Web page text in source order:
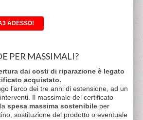
ADESSO!
PER MASSIMALI?
dai costi di riparazione è legato
acquistato.
l’arco dei tre anni di estensione, ad un
Il massimale del certificato
spesa massima sostenibile per
sostituzione del prodotto o eventuale